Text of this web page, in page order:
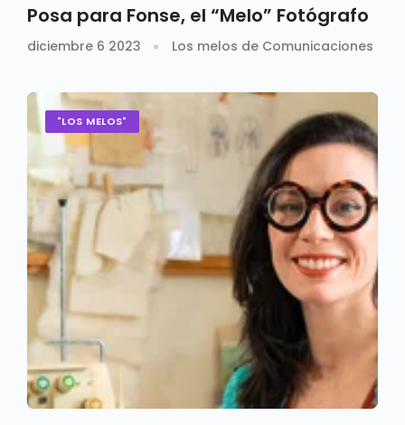
Posa para Fonse, el “Melo” Fotógrafo
diciembre 6 2023 Los melos de Comunicaciones
"LOS MELOS"